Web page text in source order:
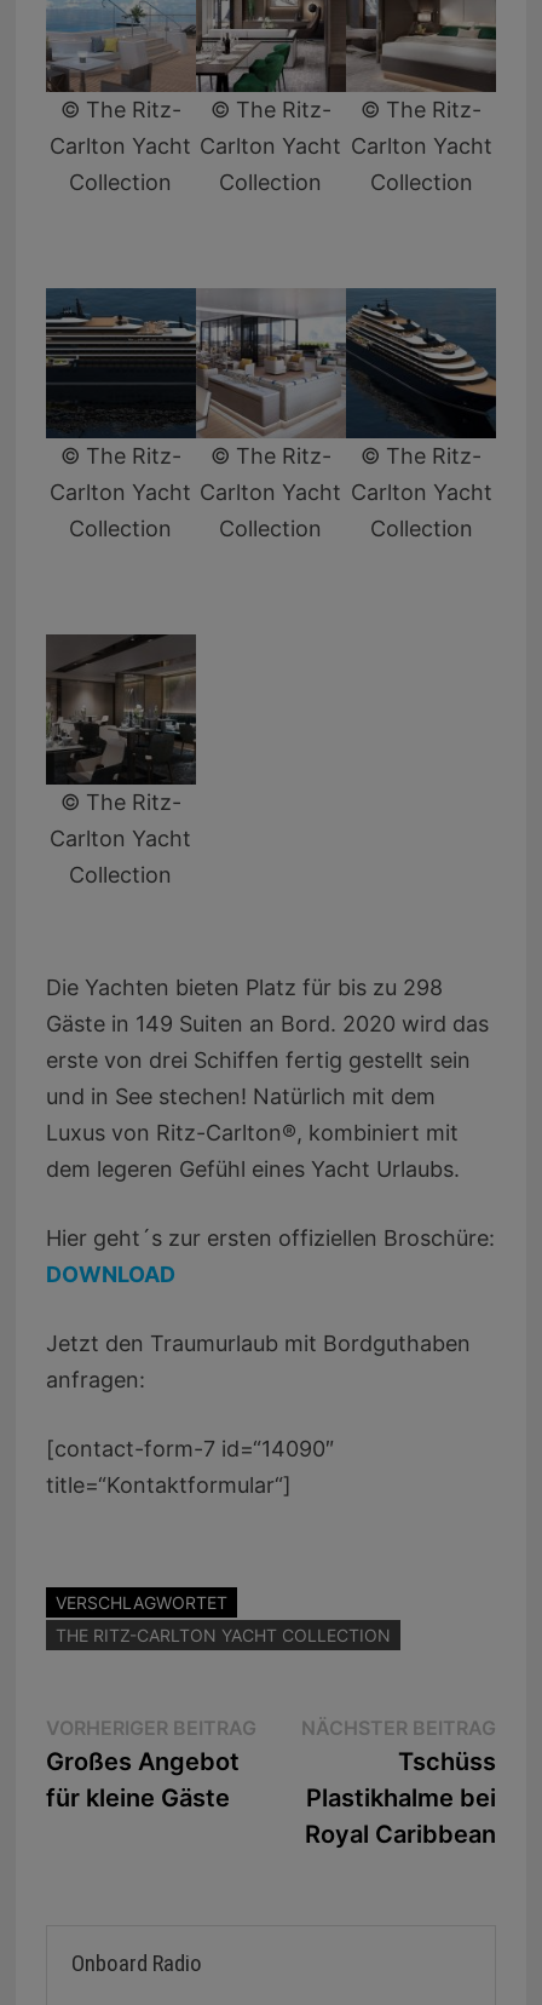
© The Ritz-
Carlton Yacht
Collection
© The Ritz-
Carlton Yacht
Collection
© The Ritz-
Carlton Yacht
Collection
© The Ritz-
Carlton Yacht
Collection
© The Ritz-
Carlton Yacht
Collection
© The Ritz-
Carlton Yacht
Collection
© The Ritz-
Carlton Yacht
Collection
Die Yachten bieten Platz für bis zu 298
Gäste in 149 Suiten an Bord. 2020 wird das
erste von drei Schiffen fertig gestellt sein
und in See stechen! Natürlich mit dem
Luxus von Ritz-Carlton®, kombiniert mit
dem legeren Gefühl eines Yacht Urlaubs.
Hier geht´s zur ersten offiziellen Broschüre:
DOWNLOAD
Jetzt den Traumurlaub mit Bordguthaben
anfragen:
[contact-form-7 id=“14090″
title=“Kontaktformular“]
VERSCHLAGWORTET
THE RITZ-CARLTON YACHT COLLECTION
Beitragsnavigation
VORHERIGER BEITRAGVorheriger
Großes Angebot
für kleine Gäste
NÄCHSTER BEITRAG
Tschüss
Plastikhalme bei
Royal Caribbean
Onboard Radio